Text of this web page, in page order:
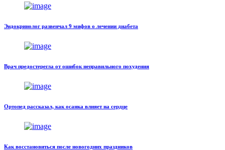
Эндокринолог развенчал 9 мифов о лечении диабета
Врач предостерегла от ошибок неправильного похудения
Ортопед рассказал, как осанка влияет на сердце
Как восстановиться после новогодних праздников